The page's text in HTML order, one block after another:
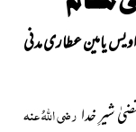
اویس یامین عطاری مدنی
شیرِ خدارضی اللہُ عنہ